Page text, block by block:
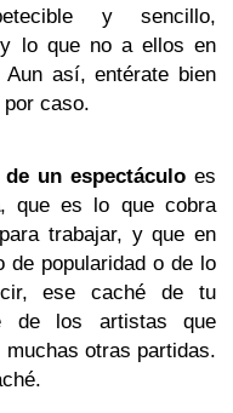
y sencillo,
lo que no a ellos en
Aun así, entérate bien
caso.
de un espectáculo es
, que es lo que cobra
trabajar, y que en
de popularidad o de lo
ese caché de tu
de los artistas que
otras partidas.